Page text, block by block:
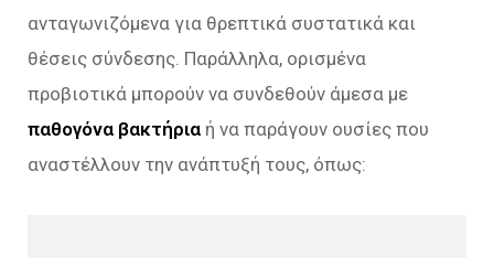
ανταγωνιζόμενα για θρεπτικά συστατικά και
θέσεις σύνδεσης. Παράλληλα, ορισμένα
προβιοτικά μπορούν να συνδεθούν άμεσα με
παθογόνα βακτήρια ή να παράγουν ουσίες που
αναστέλλουν την ανάπτυξή τους, όπως: